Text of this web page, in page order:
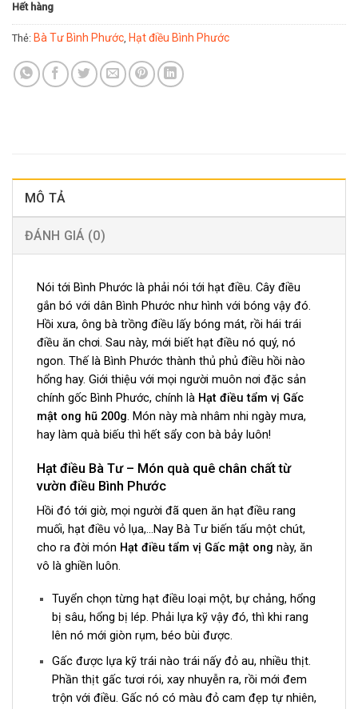
Hết hàng
Thẻ: Bà Tư Bình Phước, Hạt điều Bình Phước
MÔ TẢ
ĐÁNH GIÁ (0)
Nói tới Bình Phước là phải nói tới hạt điều. Cây điều
gắn bó với dân Bình Phước như hình với bóng vậy đó.
Hồi xưa, ông bà trồng điều lấy bóng mát, rồi hái trái
điều ăn chơi. Sau này, mới biết hạt điều nó quý, nó
ngon. Thế là Bình Phước thành thủ phủ điều hồi nào
hổng hay. Giới thiệu với mọi người muôn nơi đặc sản
chính gốc Bình Phước, chính là Hạt điều tẩm vị Gấc
mật ong hũ 200g. Món này mà nhâm nhi ngày mưa,
hay làm quà biếu thì hết sẩy con bà bảy luôn!
Hạt điều Bà Tư – Món quà quê chân chất từ
vườn điều Bình Phước
Hồi đó tới giờ, mọi người đã quen ăn hạt điều rang
muối, hạt điều vỏ lụa,…Nay Bà Tư biến tấu một chút,
cho ra đời món Hạt điều tẩm vị Gấc mật ong này, ăn
vô là ghiền luôn.
Tuyển chọn từng hạt điều loại một, bự chảng, hổng
bị sâu, hổng bị lép. Phải lựa kỹ vậy đó, thì khi rang
lên nó mới giòn rụm, béo bùi được.
Gấc được lựa kỹ trái nào trái nấy đỏ au, nhiều thịt.
Phần thịt gấc tươi rói, xay nhuyễn ra, rồi mới đem
trộn với điều. Gấc nó có màu đỏ cam đẹp tự nhiên,